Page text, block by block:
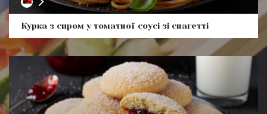
Product
Курка з сиром у томатної соусі зі спагетті